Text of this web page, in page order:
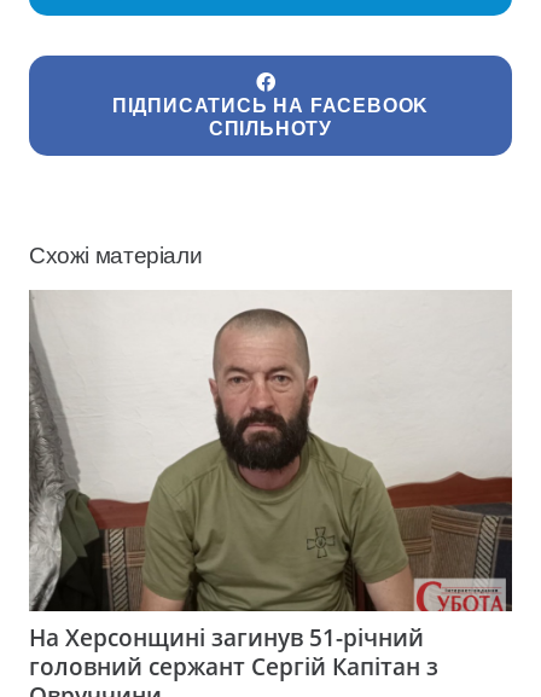
ПІДПИСАТИСЬ НА FACEBOOK
СПІЛЬНОТУ
Схожі матеріали
На Херсонщині загинув 51-річний
головний сержант Сергій Капітан з